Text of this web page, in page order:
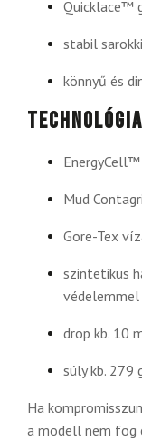
Quicklace™
stabil
könnyű és
Mud
Gore-Tex
szintetikus
védelemmel
drop kb. 10
súly kb. 279
Ha
a modell nem fog